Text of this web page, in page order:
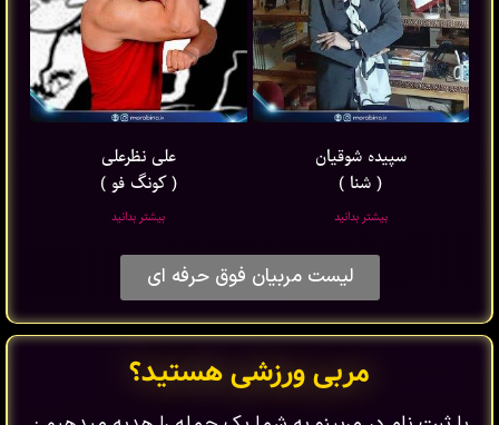
سپیده شوقیان
( شنا )
بیشتر بدانید
علی نظرعلی
( کونگ فو )
بیشتر بدانید
لیست مربیان فوق حرفه ای
مربی ورزشی هستید؟